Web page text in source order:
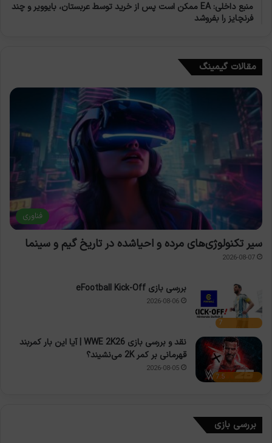
منبع داخلی: EA ممکن است پس از خرید توسط عربستان، بایوویر و چند
فرنچایز را بفروشد
مقالات گیمینگ
فناوری
سیر تکنولوژی‌های مرده و احیاشده در تاریخ گیم و سینما
2026-08-07
7
بررسی بازی eFootball Kick-Off
2026-08-06
7.5
نقد و بررسی بازی WWE 2K26 | آیا این بار کمربند
قهرمانی بر کمر 2K می‌نشیند؟
2026-08-05
بررسی بازی